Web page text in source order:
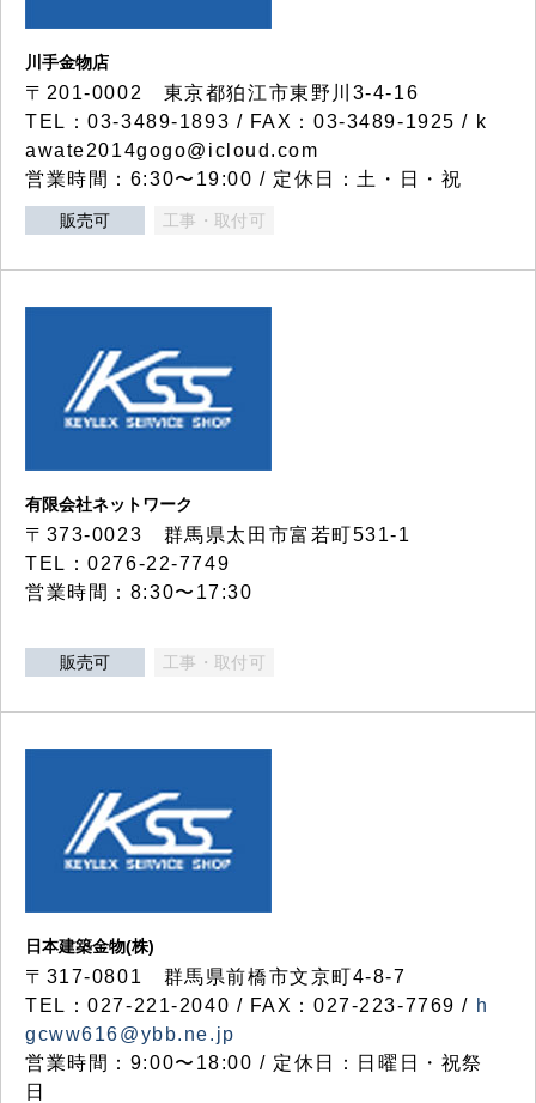
川手金物店
〒201-0002 東京都狛江市東野川3-4-16
TEL：03-3489-1893 / FAX：03-3489-1925 / k
awate2014gogo@icloud.com
営業時間：6:30〜19:00 / 定休日：土・日・祝
販売可 工事・取付可
有限会社ネットワーク
〒373-0023 群馬県太田市富若町531-1
TEL：0276-22-7749
営業時間：8:30〜17:30
販売可 工事・取付可
日本建築金物(株)
〒317‐0801 群馬県前橋市文京町4-8-7
TEL：027-221-2040 / FAX：027-223-7769 / h
gcww616@ybb.ne.jp
営業時間：9:00〜18:00 / 定休日：日曜日・祝祭
日